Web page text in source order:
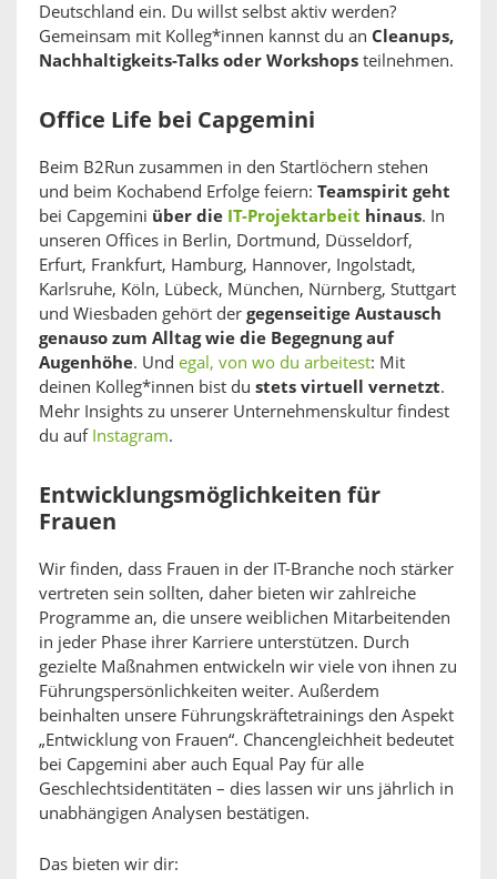
Deutschland ein. Du willst selbst aktiv werden?
Gemeinsam mit Kolleg*innen kannst du an Cleanups,
Nachhaltigkeits-Talks oder Workshops teilnehmen.
Office Life bei Capgemini
Beim B2Run zusammen in den Startlöchern stehen
und beim Kochabend Erfolge feiern: Teamspirit geht
bei Capgemini über die IT-Projektarbeit hinaus. In
unseren Offices in Berlin, Dortmund, Düsseldorf,
Erfurt, Frankfurt, Hamburg, Hannover, Ingolstadt,
Karlsruhe, Köln, Lübeck, München, Nürnberg, Stuttgart
und Wiesbaden gehört der gegenseitige Austausch
genauso zum Alltag wie die Begegnung auf
Augenhöhe. Und egal, von wo du arbeitest: Mit
deinen Kolleg*innen bist du stets virtuell vernetzt.
Mehr Insights zu unserer Unternehmenskultur findest
du auf Instagram.
Entwicklungsmöglichkeiten für
Frauen
Wir finden, dass Frauen in der IT-Branche noch stärker
vertreten sein sollten, daher bieten wir zahlreiche
Programme an, die unsere weiblichen Mitarbeitenden
in jeder Phase ihrer Karriere unterstützen. Durch
gezielte Maßnahmen entwickeln wir viele von ihnen zu
Führungspersönlichkeiten weiter. Außerdem
beinhalten unsere Führungskräftetrainings den Aspekt
„Entwicklung von Frauen“​. Chancengleichheit bedeutet
bei Capgemini aber auch Equal Pay für alle
Geschlechtsidentitäten – dies lassen wir uns jährlich in
unabhängigen Analysen bestätigen.
Das bieten wir dir:​